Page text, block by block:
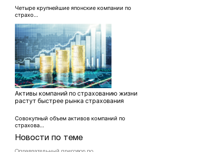
Новости по теме
Четыре крупнейшие японские компании по
страхо...
Активы компаний по страхованию жизни
растут быстрее рынка страхования
Совокупный объем активов компаний по
страхова...